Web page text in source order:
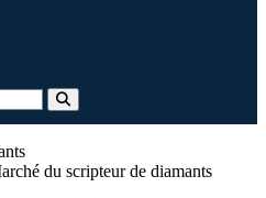
du scripteur de diamants